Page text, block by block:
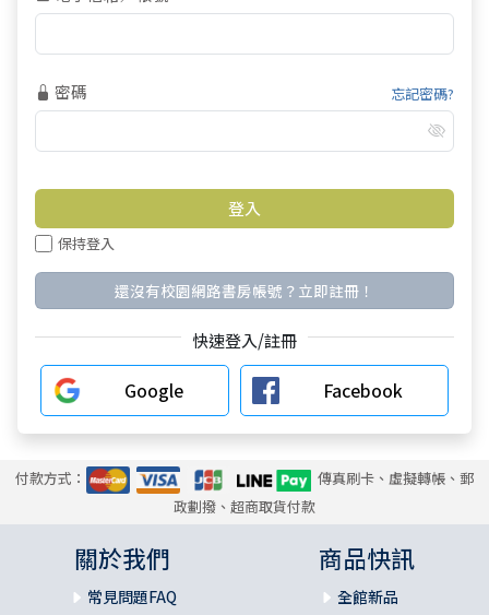
密碼 忘記密碼?
保持登入
還沒有校園網路書房帳號？立即註冊！
快速登入/註冊
Google Facebook
付款方式：
傳真刷卡、虛擬轉帳、郵
政劃撥、超商取貨付款
關於我們
常見問題FAQ
商品快訊
全館新品